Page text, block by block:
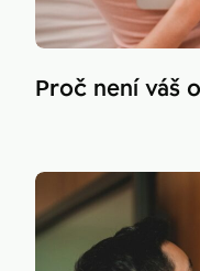
Proč není váš